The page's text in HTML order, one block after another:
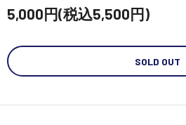
5,000円(税込5,500円)
SOLD OUT